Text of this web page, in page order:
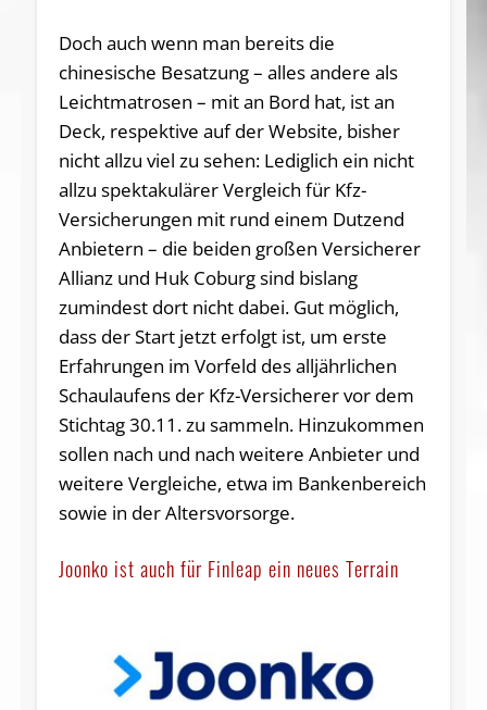
Doch auch wenn man bereits die
chinesische Besatzung – alles andere als
Leichtmatrosen – mit an Bord hat, ist an
Deck, respektive auf der Website, bisher
nicht allzu viel zu sehen: Lediglich ein nicht
allzu spektakulärer Vergleich für Kfz-
Versicherungen mit rund einem Dutzend
Anbietern – die beiden großen Versicherer
Allianz und Huk Coburg sind bislang
zumindest dort nicht dabei. Gut möglich,
dass der Start jetzt erfolgt ist, um erste
Erfahrungen im Vorfeld des alljährlichen
Schaulaufens der Kfz-Versicherer vor dem
Stichtag 30.11. zu sammeln. Hinzukommen
sollen nach und nach weitere Anbieter und
weitere Vergleiche, etwa im Bankenbereich
sowie in der Altersvorsorge.
Joonko ist auch für Finleap ein neues Terrain